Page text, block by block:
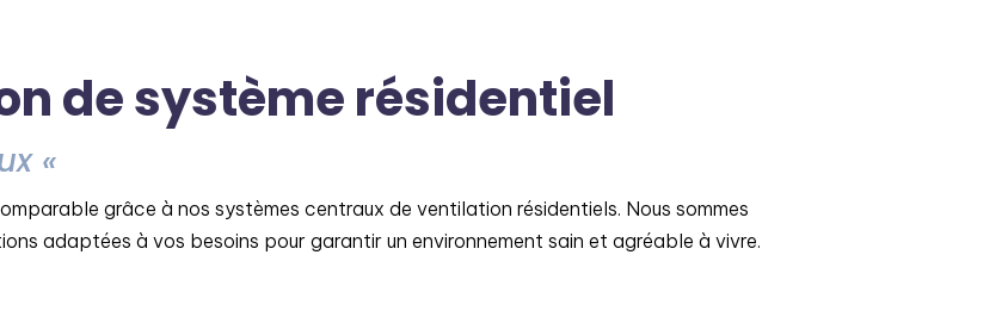
de système résidentiel
«
grâce à nos systèmes centraux de ventilation résidentiels. Nous sommes
adaptées à vos besoins pour garantir un environnement sain et agréable à vivre.